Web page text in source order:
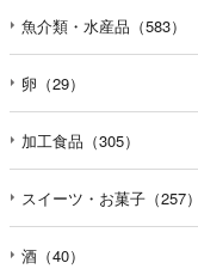
魚介類・水産品（583）
卵（29）
加工食品（305）
スイーツ・お菓子（257）
酒（40）